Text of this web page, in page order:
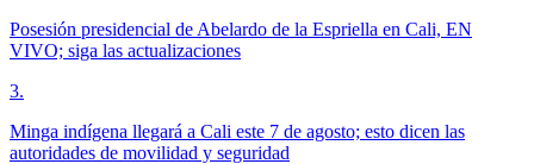
Posesión presidencial de Abelardo de la Espriella en Cali, EN
VIVO; siga las actualizaciones
3.
Minga indígena llegará a Cali este 7 de agosto; esto dicen las
autoridades de movilidad y seguridad